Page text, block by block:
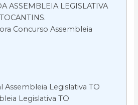
ASSEMBLEIA LEGISLATIVA
Concurso Assembleia
Assembleia Legislativa TO
Legislativa TO